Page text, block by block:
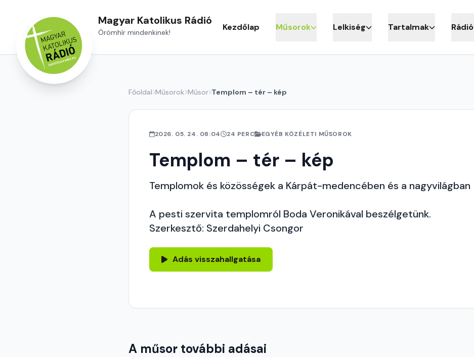
Magyar Katolikus Rádió
Örömhír mindenkinek! Kezdőlap Műsorok Lelkiség Tartalmak Rádió
Főoldal Műsorok Műsor Templom – tér – kép
2026. 05. 24. 08:04 24 PERC EGYÉB KÖZÉLETI MŰSOROK
Templom – tér – kép
Templomok és közösségek a Kárpát-medencében és a nagyvilágban
A pesti szervita templomról Boda Veronikával beszélgetünk.
Szerkesztő: Szerdahelyi Csongor
Adás visszahallgatása
A műsor további adásai